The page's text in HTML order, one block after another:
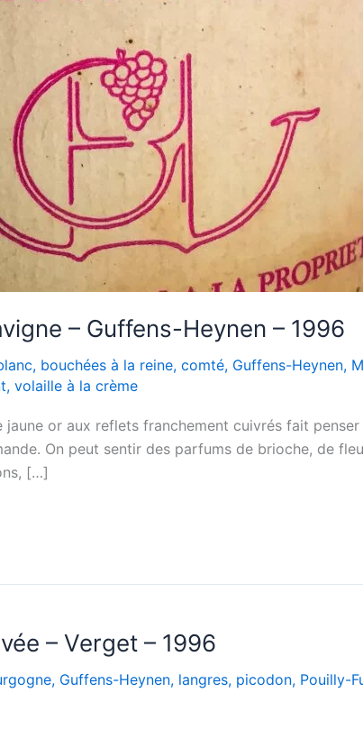
– Guffens-Heynen – 1996
, bouchées à la reine, comté, Guffens-Heynen,
, volaille à la crème
jaune or aux reflets franchement cuivrés fait
On peut sentir des parfums de brioche, de
[…]
– Verget – 1996
, Guffens-Heynen, langres, picodon, Pouilly-